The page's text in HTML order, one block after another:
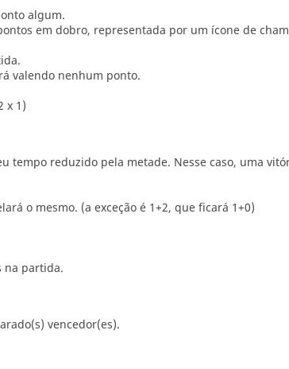
algum.
em dobro, representada por um ícone de
valendo nenhum ponto.
x 1)
tempo reduzido pela metade. Nesse caso, uma
o mesmo. (a exceção é 1+2, que ficará 1+0)
na partida.
vencedor(es).